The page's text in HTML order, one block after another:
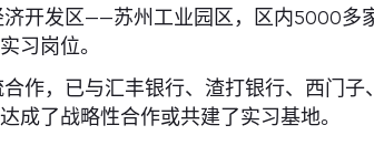
开发区——苏州工业园区，区内5000多
习岗位。
作，已与汇丰银行、渣打银行、西门子
成了战略性合作或共建了实习基地。